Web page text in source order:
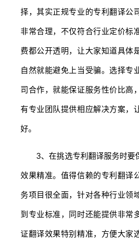
择，其实正规专业的专利翻译公
非常合理，不仅符合行业定价标
费都公开透明，让大家知道具体
自然就能避免上当受骗。选择专
司合作，就能保证服务性价比高
有专业团队提供相应解决方案，
好。
3、在挑选专利翻译服务时要
效果精准。值得信赖的专利翻译
务项目很全面，针对各种行业领
到专业标准，同时还能提供非常
证翻译效果特别精准，方便大家